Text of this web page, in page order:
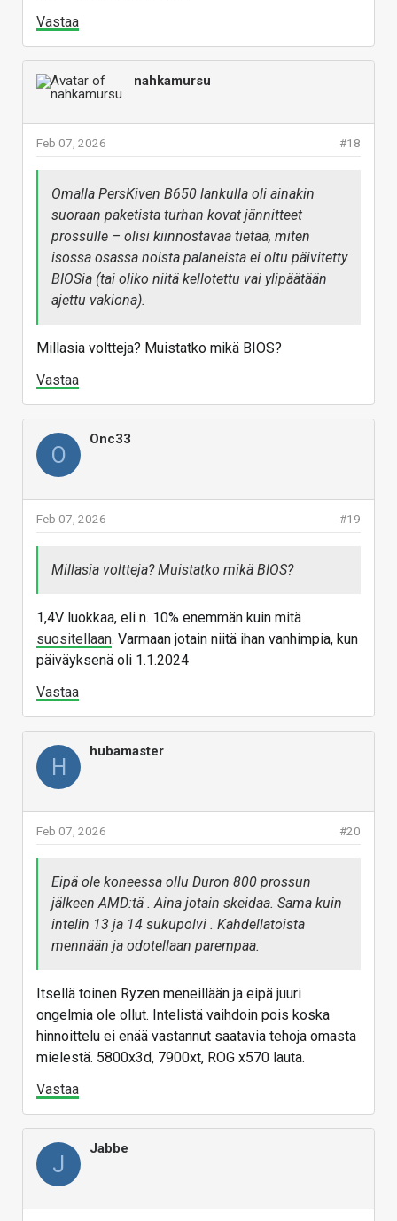
Vastaa
nahkamursu
#18
Feb 07, 2026
Omalla PersKiven B650 lankulla oli ainakin
suoraan paketista turhan kovat jännitteet
prossulle – olisi kiinnostavaa tietää, miten
isossa osassa noista palaneista ei oltu päivitetty
BIOSia (tai oliko niitä kellotettu vai ylipäätään
ajettu vakiona).
Millasia voltteja? Muistatko mikä BIOS?
Vastaa
O
Onc33
#19
Feb 07, 2026
Millasia voltteja? Muistatko mikä BIOS?
1,4V luokkaa, eli n. 10% enemmän kuin mitä
suositellaan. Varmaan jotain niitä ihan vanhimpia, kun
päiväyksenä oli 1.1.2024
Vastaa
H
hubamaster
#20
Feb 07, 2026
Eipä ole koneessa ollu Duron 800 prossun
jälkeen AMD:tä . Aina jotain skeidaa. Sama kuin
intelin 13 ja 14 sukupolvi . Kahdellatoista
mennään ja odotellaan parempaa.
Itsellä toinen Ryzen meneillään ja eipä juuri
ongelmia ole ollut. Intelistä vaihdoin pois koska
hinnoittelu ei enää vastannut saatavia tehoja omasta
mielestä. 5800x3d, 7900xt, ROG x570 lauta.
Vastaa
J
Jabbe